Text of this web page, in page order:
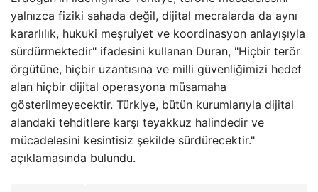
yalnızca fiziki sahada değil, dijital mecralarda da aynı
kararlılık, hukuki meşruiyet ve koordinasyon anlayışıyla
sürdürmektedir" ifadesini kullanan Duran, "Hiçbir terör
örgütüne, hiçbir uzantısına ve milli güvenliğimizi hedef
alan hiçbir dijital operasyona müsamaha
gösterilmeyecektir. Türkiye, bütün kurumlarıyla dijital
alandaki tehditlere karşı teyakkuz halindedir ve
mücadelesini kesintisiz şekilde sürdürecektir."
açıklamasında bulundu.